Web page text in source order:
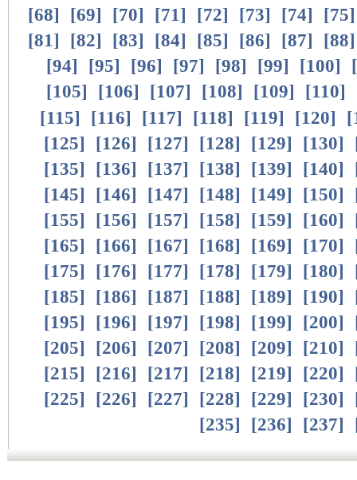
[68] [69] [70] [71] [72] [73] [74] [75
[81] [82] [83] [84] [85] [86] [87] [88
[94] [95] [96] [97] [98] [99] [100]
[
[105] [106] [107] [108] [109] [110]
[115] [116] [117] [118] [119] [120] [
[125] [126] [127] [128] [129] [130]
[135] [136] [137] [138] [139] [140]
[145] [146] [147] [148] [149] [150]
[155] [156] [157] [158] [159] [160]
[165] [166] [167] [168] [169] [170]
[175] [176] [177] [178] [179] [180]
[185] [186] [187] [188] [189] [190]
[195] [196] [197] [198] [199] [200]
[205] [206] [207] [208] [209] [210]
[215] [216] [217] [218] [219] [220]
[225] [226] [227] [228] [229] [230]
[235] [236] [237]